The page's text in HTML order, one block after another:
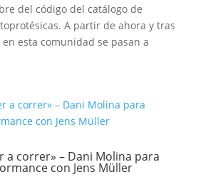
del código del catálogo de
A partir de ahora y tras
esta comunidad se pasan a
a correr» – Dani Molina para
con Jens Müller